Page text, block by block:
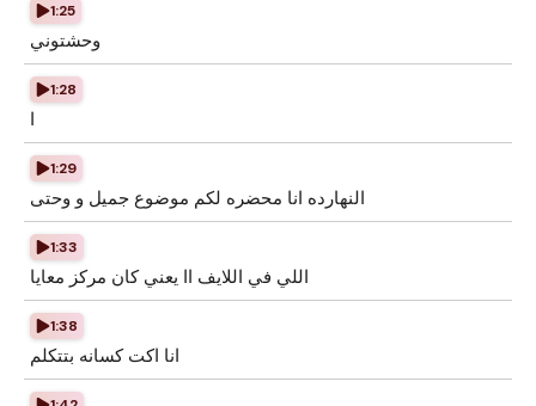
1:25
وحشتوني
1:28
ا
1:29
النهارده انا محضره لكم موضوع جميل و وحتى
1:33
اللي في اللايف اا يعني كان مركز معايا
1:38
انا اكت كسانه بتتكلم